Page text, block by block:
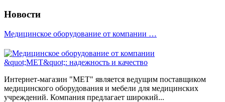
Новости
Медицинское оборудование от компании …
Интернет-магазин "МЕТ" является ведущим поставщиком
медицинского оборудования и мебели для медицинских
учреждений. Компания предлагает широкий...